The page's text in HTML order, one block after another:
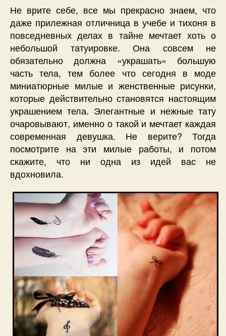
Не врите себе, все мы прекрасно знаем, что
даже прилежная отличница в учебе и тихоня в
повседневных делах в тайне мечтает хоть о
небольшой татуировке. Она совсем не
обязательно должна «украшать» большую
часть тела, тем более что сегодня в моде
миниатюрные милые и женственные рисунки,
которые действительно становятся настоящим
украшением тела. Элегантные и нежные тату
очаровывают, именно о такой и мечтает каждая
современная девушка. Не верите? Тогда
посмотрите на эти милые работы, и потом
скажите, что ни одна из идей вас не
вдохновила.